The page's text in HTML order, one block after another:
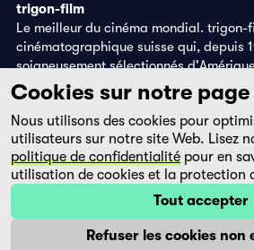
trigon-film
Le meilleur du cinéma mondial. trigon-
cinématographique suisse qui, depuis
soigneusement sélectionnés
d'Afrique et d'Europe de l'Est, dans les
grâce à ses propres éditions DVD et sur
streaming filmingo.
Cookies sur notre page
Nous utilisons des cookies pour
utilisateurs sur notre site Web. Lisez
politique de confidentialité pour en
utilisation de cookies et la protection
Tout accepter
Refuser les cookies non